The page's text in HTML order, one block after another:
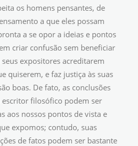
os homens pensantes, de
a que eles possam
a se opor a ideias e pontos
criar confusão sem beneficiar
expositores acreditarem
quiserem, e faz justiça às suas
boas. De fato, as conclusões
escritor filosófico podem ser
aos nossos pontos de vista e
expomos; contudo, suas
de fatos podem ser bastante